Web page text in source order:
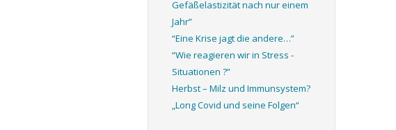
Gefäßelastizität nach nur einem
Jahr”
“Eine Krise jagt die andere…”
“Wie reagieren wir in Stress -
Situationen ?”
Herbst – Milz und Immunsystem?
„Long Covid und seine Folgen“